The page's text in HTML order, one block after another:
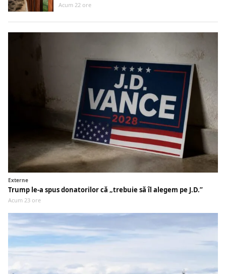
Acum 22 ore
Externe
Trump le-a spus donatorilor că „trebuie să îl alegem pe J.D.”
Acum 23 ore